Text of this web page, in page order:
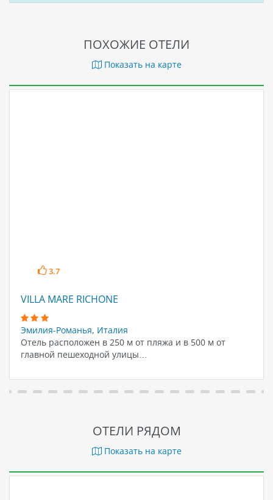
ПОХОЖИЕ ОТЕЛИ
Показать на карте
3.7
VILLA MARE RICHONE
Эмилия-Романья, Италия
Отель расположен в 250 м от пляжа и в 500 м от
главной пешеходной улицы…
ОТЕЛИ РЯДОМ
Показать на карте